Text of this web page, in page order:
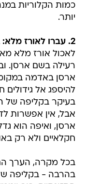
כמות הקלוריות
יותר.
2. עברו לאורז מלא:
לאכול אורז מלא
רעילה בשם ארסן.
ארסן באדמה
להיספג אל גידולים
בעיקר בקליפה של
אבל, אין אפשרות
ארסן, ואיפה הוא
חקלאיים ולא רק
בכל מקרה, הערך
בהרבה - בקליפה